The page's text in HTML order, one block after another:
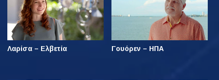
Λαρίσα – Ελβετία Γουόρεν – ΗΠΑ